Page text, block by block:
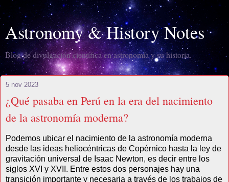
Astronomy & History Notes
Blog de divulgación científica en astronomía y su historia.
5 nov 2023
¿Qué pasaba en Perú en la era del nacimiento
de la astronomía moderna?
Podemos ubicar el nacimiento de la astronomía moderna
desde las ideas heliocéntricas de Copérnico hasta la ley de
gravitación universal de Isaac Newton, es decir entre los
siglos XVI y XVII. Entre estos dos personajes hay una
transición importante y necesaria a través de los trabajos de